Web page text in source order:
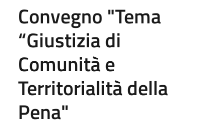
Convegno "Tema
“Giustizia di
Comunità e
Territorialità della
Pena"